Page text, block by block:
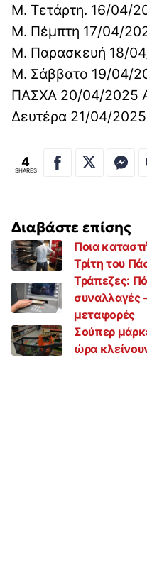
Μ. Τετάρτη. 16/04/
Μ. Πέμπτη 17/04/
Μ. Παρασκευή 18/
Μ. Σάββατο 19/04/
ΠΑΣΧΑ 20/04/2025
Δευτέρα 21/04/
4
SHARES
Διαβάστε επίσης
Ποια
Τρίτη του
Τράπεζες:
συναλλαγές
μεταφορές
Σούπερ
ώρα